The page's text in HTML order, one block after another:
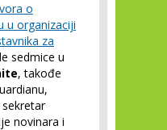
o
u organizaciji
za
sedmice u
, takođe
novinara i